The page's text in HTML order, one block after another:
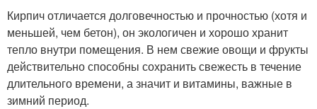
Кирпич отличается долговечностью и прочностью (хотя и
меньшей, чем бетон), он экологичен и хорошо хранит
тепло внутри помещения. В нем свежие овощи и фрукты
действительно способны сохранить свежесть в течение
длительного времени, а значит и витамины, важные в
зимний период.